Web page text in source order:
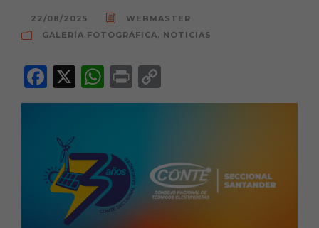
22/08/2025
WEBMASTER
GALERÍA FOTOGRÁFICA, NOTICIAS
F
a
e
b
o
X
W
h
A
p
p
P
ri o
Li
n
k